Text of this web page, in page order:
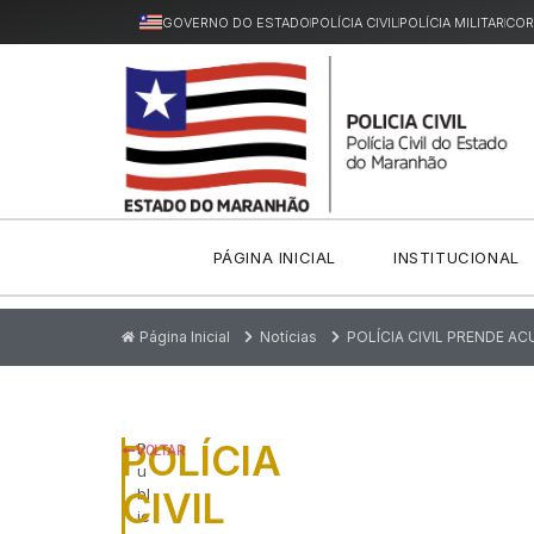
GOVERNO DO ESTADOPOLÍCIA CIVILPOLÍCIA MILITAR
PÁGINA INICIAL INSTITUCIONAL
Página Inicial Notícias POLÍCIA CIVIL PRENDE
P
u
bl
ic
POLÍCIA
CIVIL
VOLTAR